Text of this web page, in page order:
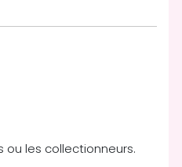
ou les collectionneurs.